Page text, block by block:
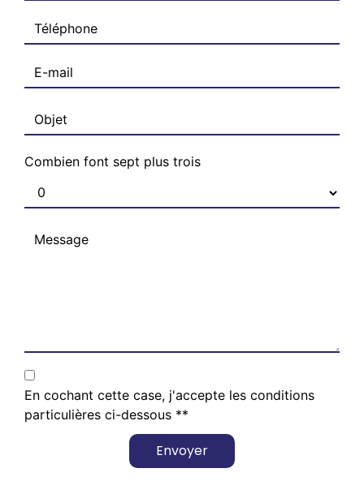
Combien font sept plus trois
En cochant cette case, j'accepte les conditions
particulières ci-dessous **
Envoyer